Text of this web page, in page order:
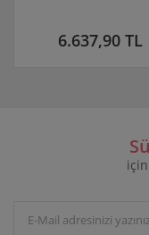
6.637,90 TL